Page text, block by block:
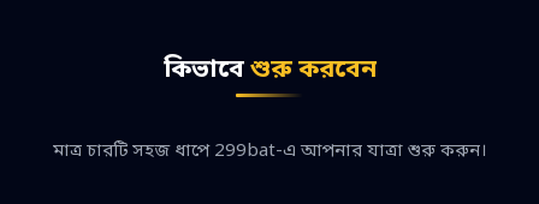
কিভাবেশুরু করবেন
মাত্র চারটি সহজ ধাপে 299bat-এ আপনার যাত্রা শুরু করুন।